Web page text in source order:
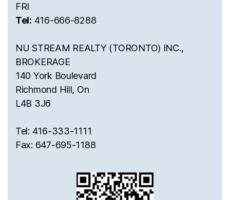
FRI
Tel: 416-666-8288
NU STREAM REALTY (TORONTO) INC.,
BROKERAGE
140 York Boulevard
Richmond Hill, On
L4B 3J6
Tel: 416-333-1111
Fax: 647-695-1188